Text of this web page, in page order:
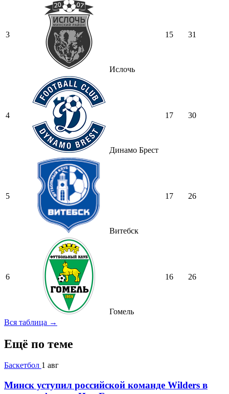
3
Ислочь
15 31
4
Динамо Брест
17 30
5
Витебск
17 26
6
Гомель
16 26
Вся таблица →
Ещё по теме
Баскетбол 1 авг
Минск уступил российской команде Wilders в